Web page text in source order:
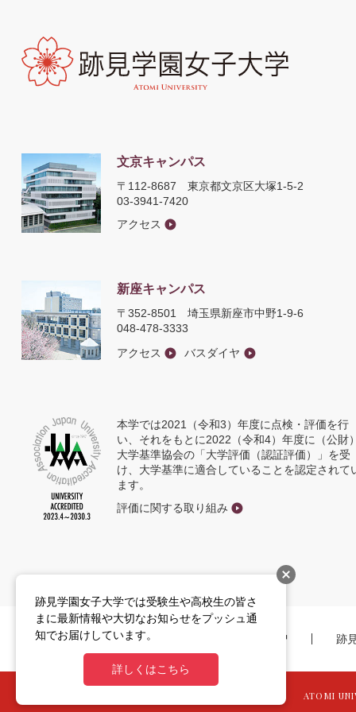
文京キャンパス
〒112-8687 東京都文京区大塚1-5-2
03-3941-7420
アクセス
新座キャンパス
〒352-8501 埼玉県新座市中野1-9-6
048-478-3333
アクセス
バスダイヤ
本学では2021（令和3）年度に点検・評価を行
い、それをもとに2022（令和4）年度に（公財
大学基準協会の「大学評価（認証評価）」を受
け、大学基準に適合していることを認定されて
ます。
評価に関する取り組み
ウ
跡
ATOMI
跡見学園女子大学では受験生や高校生の皆さ
まに最新情報や大切なお知らせをプッシュ通
知でお届けしています。
詳しくはこちら